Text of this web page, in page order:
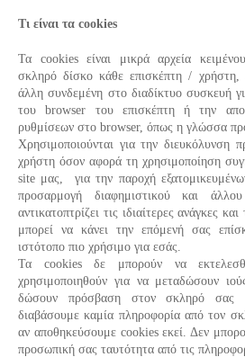
Τι είναι τα cookies
Τα cookies είναι μικρά αρχεία
σκληρό δίσκο κάθε επισκέπτη /
άλλη συνδεμένη στο διαδίκτυο συσκευή
του browser του επισκέπτη ή την
ρυθμίσεων στο browser, όπως η γλώσσα
Χρησιμοποιούνται για την διευκόλυνση
χρήστη όσον αφορά τη χρησιμοποίηση
site μας, για την παροχή
προσαρμογή διαφημιστικού και
αντικατοπτρίζει τις ιδιαίτερες ανάγκες
μπορεί να κάνει την επόμενή σας
ιστότοπο πιο χρήσιμο για εσάς.
Τα cookies δε μπορούν να
χρησιμοποιηθούν για να μεταδώσουν
δώσουν πρόσβαση στον σκληρό σας
διαβάσουμε καμία πληροφορία από τον
αν αποθηκεύσουμε cookies εκεί. Δεν
προσωπική σας ταυτότητα από τις